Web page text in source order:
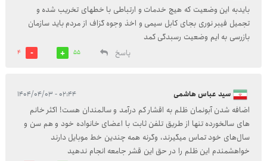
بایدبه این وضعیت که هیچ خدمات و ارتباطی با خطهای تخریب شده و
تجمیل فیبر نوری بجای کابل سیمی و اخذ وجوه گزاف از مردم باید سازمان
بازرسی به ایم وضعیت رسبدگی کمد
پاسخ
55
4
سید عباس هاشمی ۰۲:۴۴ - ۱۴۰۴/۰۴/۰۳
اضافه شدن آبونمان ظلم به اقشار کم درآمد و سالمندان هست! اکثر خانم
های سالخورده تنها از طریق تلفن ثابت با اعضای خانواده خود و هم سن و
سال‌های خود تماس میگیرند، وگرنه همه چندین خط موبایل دارند
خواهشمندم این ظلم را در حق این قشر جامعه انجام ندهید